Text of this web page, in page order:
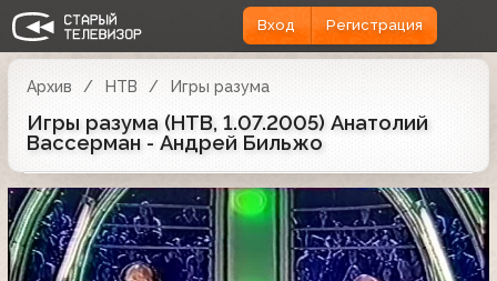
Вход Регистрация
Архив НТВ Игры разума
Игры разума (НТВ, 1.07.2005) Анатолий
Вассерман - Андрей Бильжо